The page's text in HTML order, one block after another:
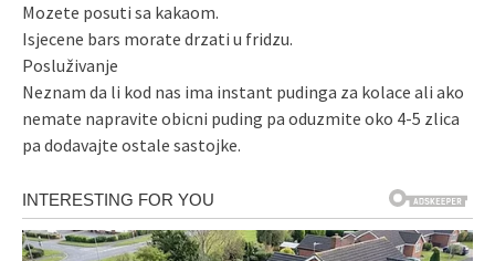
Mozete posuti sa kakaom.
Isjecene bars morate drzati u fridzu.
Posluživanje
Neznam da li kod nas ima instant pudinga za kolace ali ako
nemate napravite obicni puding pa oduzmite oko 4-5 zlica
pa dodavajte ostale sastojke.